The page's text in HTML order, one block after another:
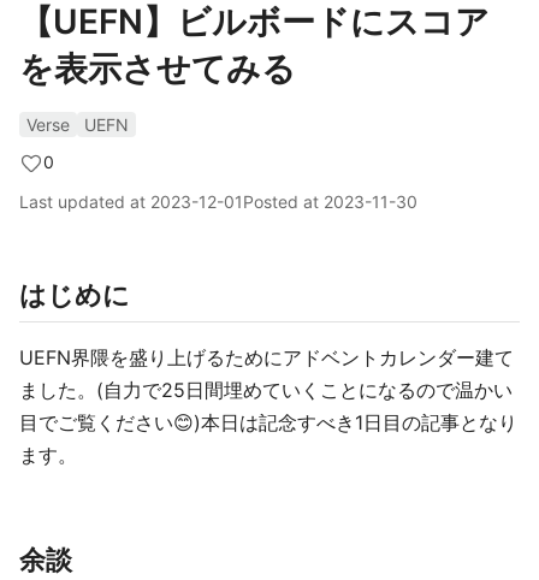
【UEFN】ビルボードにスコア
を表示させてみる
Verse
UEFN
0
Last updated at 2023-12-01Posted at 2023-11-30
はじめに
UEFN界隈を盛り上げるためにアドベントカレンダー建て
ました。(自力で25日間埋めていくことになるので温かい
目でご覧ください😊)本日は記念すべき1日目の記事となり
ます。
余談